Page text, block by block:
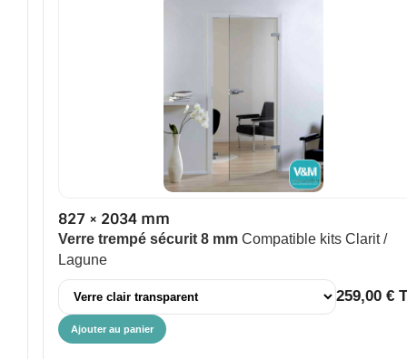
827 × 2034 mm
Verre trempé sécurit 8 mm Compatible kits Clarit /
Lagune
259,00 €
Ajouter au panier